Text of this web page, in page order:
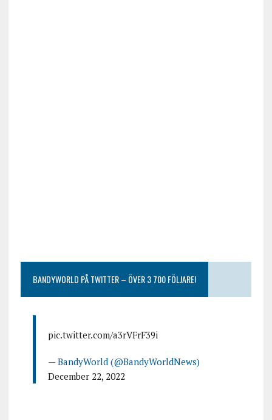
BANDYWORLD PÅ TWITTER – ÖVER 3 700 FÖLJARE!
pic.twitter.com/a3rVFrF39i
— BandyWorld (@BandyWorldNews)
December 22, 2022